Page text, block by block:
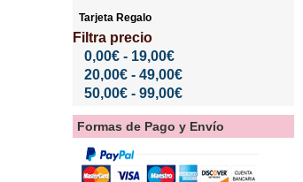
Tarjeta Regalo
Filtra precio
0,00€ - 19,00€
20,00€ - 49,00€
50,00€ - 99,00€
Formas de Pago y Envío